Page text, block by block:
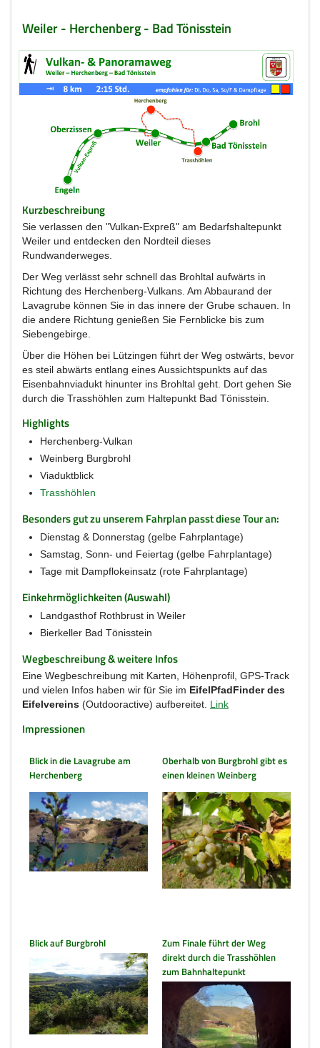
Weiler - Herchenberg - Bad Tönisstein
Kurzbeschreibung
Sie verlassen den "Vulkan-Expreß" am Bedarfshaltepunkt
Weiler und entdecken den Nordteil dieses
Rundwanderweges.
Der Weg verlässt sehr schnell das Brohltal aufwärts in
Richtung des Herchenberg-Vulkans. Am Abbaurand der
Lavagrube können Sie in das innere der Grube schauen. In
die andere Richtung genießen Sie Fernblicke bis zum
Siebengebirge.
Über die Höhen bei Lützingen führt der Weg ostwärts, bevor
es steil abwärts entlang eines Aussichtspunkts auf das
Eisenbahnviadukt hinunter ins Brohltal geht. Dort gehen Sie
durch die Trasshöhlen zum Haltepunkt Bad Tönisstein.
Highlights
Herchenberg-Vulkan
Weinberg Burgbrohl
Viaduktblick
Trasshöhlen
Besonders gut zu unserem Fahrplan passt diese Tour an:
Dienstag & Donnerstag (gelbe Fahrplantage)
Samstag, Sonn- und Feiertag (gelbe Fahrplantage)
Tage mit Dampflokeinsatz (rote Fahrplantage)
Einkehrmöglichkeiten (Auswahl)
Landgasthof Rothbrust in Weiler
Bierkeller Bad Tönisstein
Wegbeschreibung & weitere Infos
Eine Wegbeschreibung mit Karten, Höhenprofil, GPS-Track
und vielen Infos haben wir für Sie im EifelPfadFinder des
Eifelvereins (Outdooractive) aufbereitet. Link
Impressionen
Blick in die Lavagrube am
Herchenberg
Oberhalb von Burgbrohl gibt es
einen kleinen Weinberg
Blick auf Burgbrohl
Zum Finale führt der Weg
direkt durch die Trasshöhlen
zum Bahnhaltepunkt